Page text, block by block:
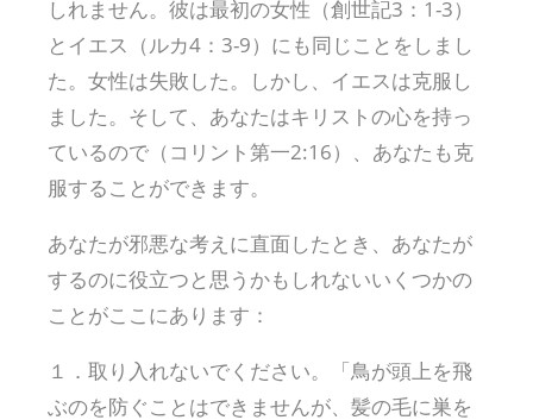
しれません。彼は最初の女性（創世記3：1-3）
とイエス（ルカ4：3-9）にも同じことをしまし
た。女性は失敗した。しかし、イエスは克服し
ました。そして、あなたはキリストの心を持っ
ているので（コリント第一2:16）、あなたも克
服することができます。
あなたが邪悪な考えに直面したとき、あなたが
するのに役立つと思うかもしれないいくつかの
ことがここにあります：
１．取り入れないでください。「鳥が頭上を飛
ぶのを防ぐことはできませんが、髪の毛に巣を